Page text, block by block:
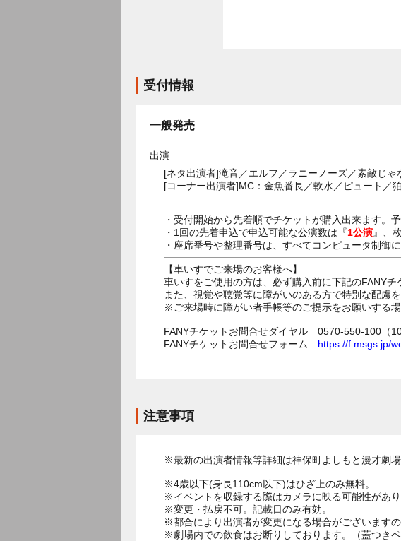
受付情報
一般発売
出演
[ネタ出演者]滝音／エルフ／ラニーノーズ／素敵じ
[コーナー出演者]MC：金魚番長／軟水／ピュート／
・受付開始から先着順でチケットが購入出来ます。
・1回の先着申込で申込可能な公演数は『1公演』、
・座席番号や整理番号は、すべてコンピュータ制御
【車いすでご来場のお客様へ】
車いすをご使用の方は、必ず購入前に下記のFANY
また、視覚や聴覚等に障がいのある方で特別な配慮
※ご来場時に障がい者手帳等のご提示をお願いする場
FANYチケットお問合せダイヤル 0570-550-100（10
FANYチケットお問合せフォーム https://f.msgs.jp/
注意事項
※最新の出演者情報等詳細は神保町よしもと漫才劇場
※4歳以下(身長110cm以下)はひざ上のみ無料。
※イベントを収録する際はカメラに映る可能性があり
※変更・払戻不可。記載日のみ有効。
※都合により出演者が変更になる場合がございます
※劇場内での飲食はお断りしております。（蓋つき